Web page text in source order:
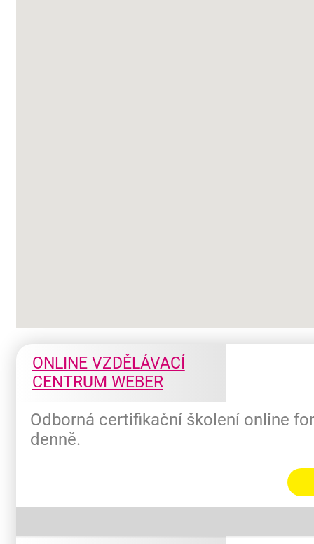
ONLINE VZDĚLÁVACÍ
CENTRUM WEBER
Odborná certifikační školení online
denně.